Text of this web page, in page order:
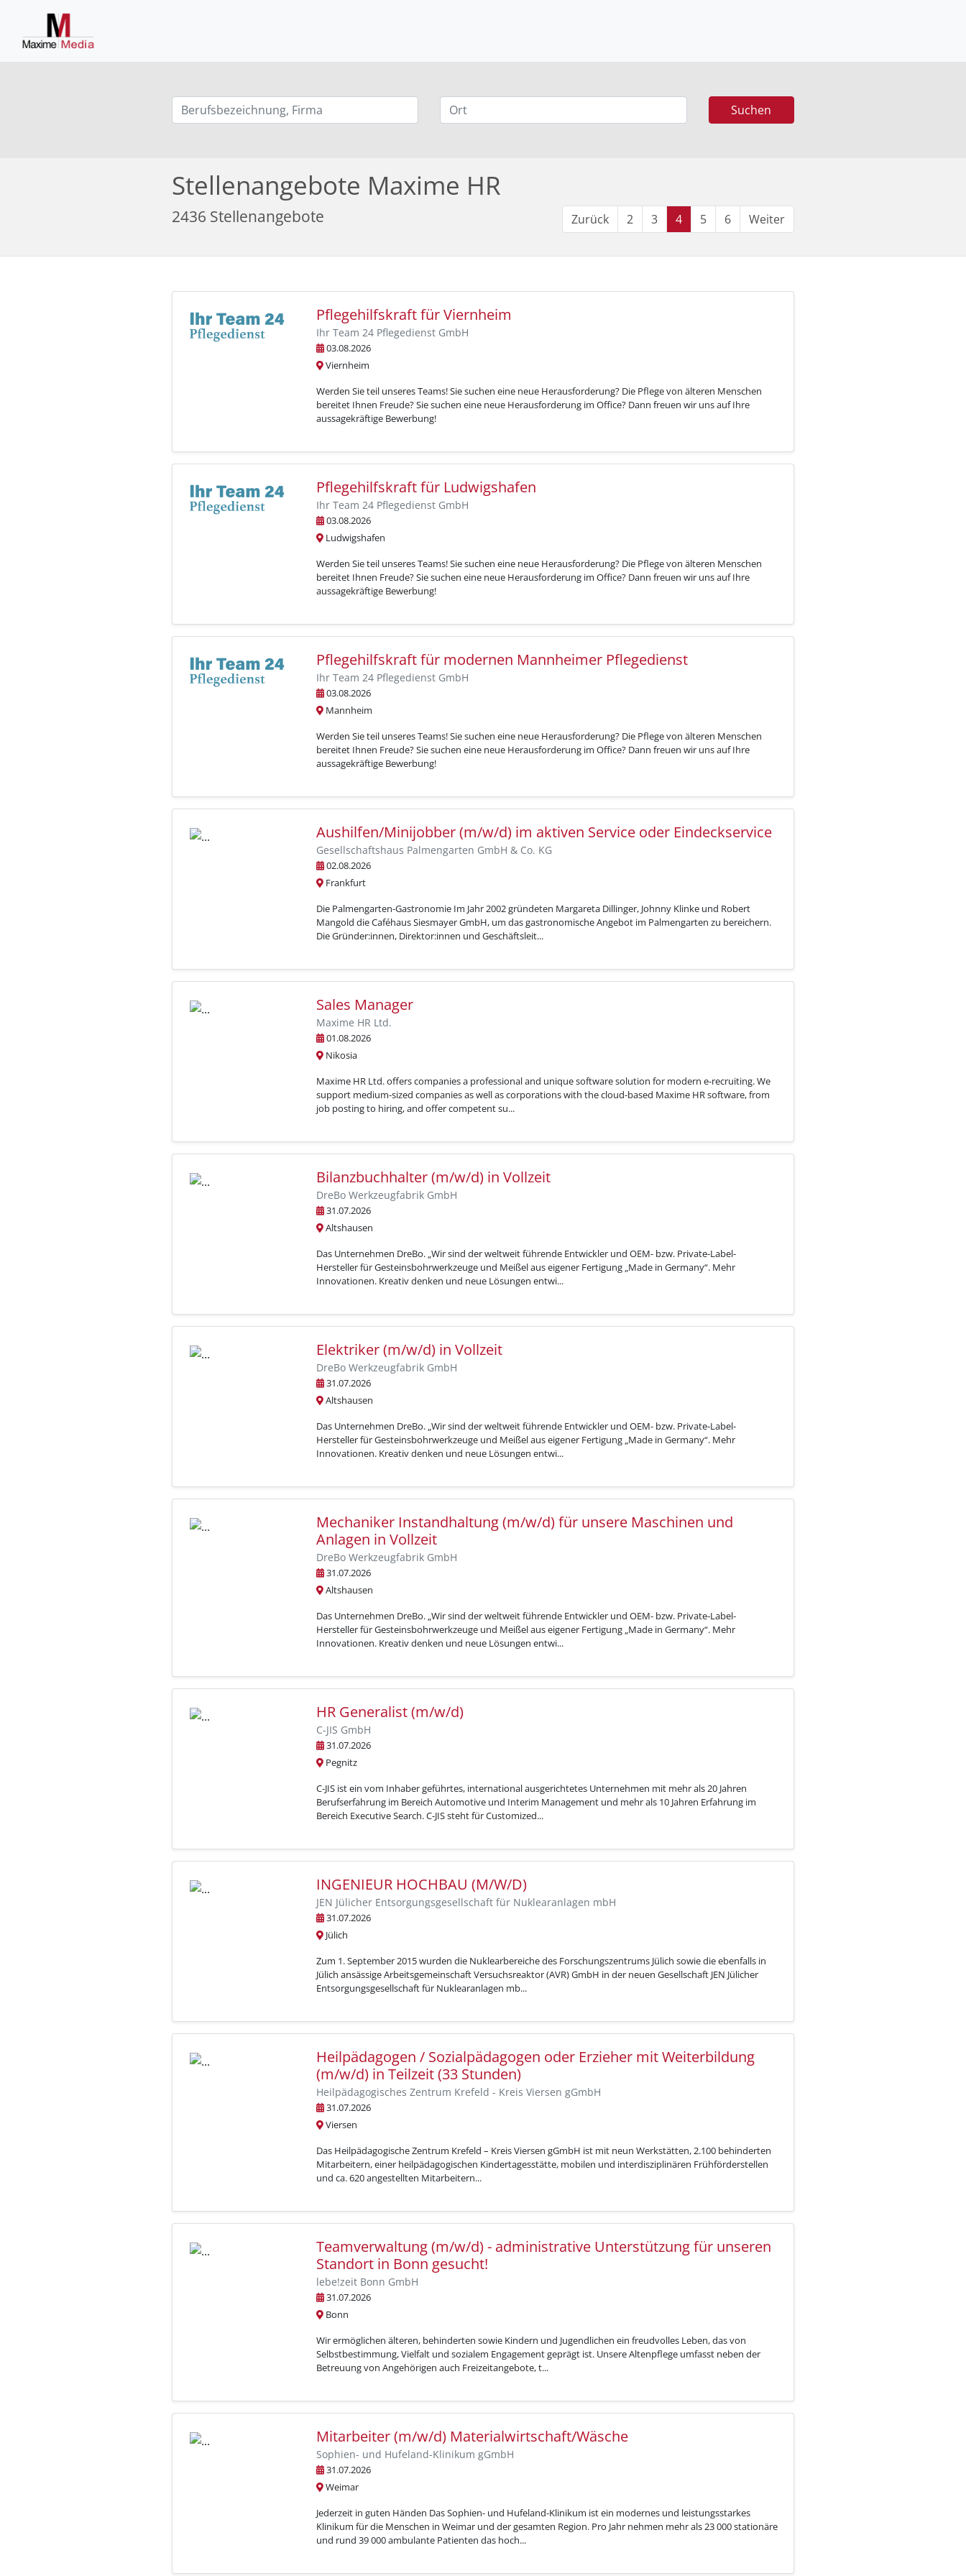
Suchen
Stellenangebote Maxime HR
2436 Stellenangebote Zurück 2 3 4(current)
5 6 Weiter
Pflegehilfskraft für Viernheim
Ihr Team 24 Pflegedienst GmbH
03.08.2026
Viernheim
Werden Sie teil unseres Teams! Sie suchen eine neue Herausforderung? Die Pflege von älteren Menschen
bereitet Ihnen Freude? Sie suchen eine neue Herausforderung im Office? Dann freuen wir uns auf Ihre
aussagekräftige Bewerbung!
Pflegehilfskraft für Ludwigshafen
Ihr Team 24 Pflegedienst GmbH
03.08.2026
Ludwigshafen
Werden Sie teil unseres Teams! Sie suchen eine neue Herausforderung? Die Pflege von älteren Menschen
bereitet Ihnen Freude? Sie suchen eine neue Herausforderung im Office? Dann freuen wir uns auf Ihre
aussagekräftige Bewerbung!
Pflegehilfskraft für modernen Mannheimer Pflegedienst
Ihr Team 24 Pflegedienst GmbH
03.08.2026
Mannheim
Werden Sie teil unseres Teams! Sie suchen eine neue Herausforderung? Die Pflege von älteren Menschen
bereitet Ihnen Freude? Sie suchen eine neue Herausforderung im Office? Dann freuen wir uns auf Ihre
aussagekräftige Bewerbung!
Aushilfen/Minijobber (m/w/d) im aktiven Service oder Eindeckservice
Gesellschaftshaus Palmengarten GmbH & Co. KG
02.08.2026
Frankfurt
Die Palmengarten-Gastronomie Im Jahr 2002 gründeten Margareta Dillinger, Johnny Klinke und Robert
Mangold die Caféhaus Siesmayer GmbH, um das gastronomische Angebot im Palmengarten zu bereichern.
Die Gründer:innen, Direktor:innen und Geschäftsleit...
Sales Manager
Maxime HR Ltd.
01.08.2026
Nikosia
Maxime HR Ltd. offers companies a professional and unique software solution for modern e-recruiting. We
support medium-sized companies as well as corporations with the cloud-based Maxime HR software, from
job posting to hiring, and offer competent su...
Bilanzbuchhalter (m/w/d) in Vollzeit
DreBo Werkzeugfabrik GmbH
31.07.2026
Altshausen
Das Unternehmen DreBo. „Wir sind der weltweit führende Entwickler und OEM- bzw. Private-Label-
Hersteller für Gesteinsbohrwerkzeuge und Meißel aus eigener Fertigung „Made in Germany“. Mehr
Innovationen. Kreativ denken und neue Lösungen entwi...
Elektriker (m/w/d) in Vollzeit
DreBo Werkzeugfabrik GmbH
31.07.2026
Altshausen
Das Unternehmen DreBo. „Wir sind der weltweit führende Entwickler und OEM- bzw. Private-Label-
Hersteller für Gesteinsbohrwerkzeuge und Meißel aus eigener Fertigung „Made in Germany“. Mehr
Innovationen. Kreativ denken und neue Lösungen entwi...
Mechaniker Instandhaltung (m/w/d) für unsere Maschinen und
Anlagen in Vollzeit
DreBo Werkzeugfabrik GmbH
31.07.2026
Altshausen
Das Unternehmen DreBo. „Wir sind der weltweit führende Entwickler und OEM- bzw. Private-Label-
Hersteller für Gesteinsbohrwerkzeuge und Meißel aus eigener Fertigung „Made in Germany“. Mehr
Innovationen. Kreativ denken und neue Lösungen entwi...
HR Generalist (m/w/d)
C-JIS GmbH
31.07.2026
Pegnitz
C-JIS ist ein vom Inhaber geführtes, international ausgerichtetes Unternehmen mit mehr als 20 Jahren
Berufserfahrung im Bereich Automotive und Interim Management und mehr als 10 Jahren Erfahrung im
Bereich Executive Search. C-JIS steht für Customized...
INGENIEUR HOCHBAU (M/W/D)
JEN Jülicher Entsorgungsgesellschaft für Nuklearanlagen mbH
31.07.2026
Jülich
Zum 1. September 2015 wurden die Nuklearbereiche des Forschungszentrums Jülich sowie die ebenfalls in
Jülich ansässige Arbeitsgemeinschaft Versuchsreaktor (AVR) GmbH in der neuen Gesellschaft JEN Jülicher
Entsorgungsgesellschaft für Nuklearanlagen mb...
Heilpädagogen / Sozialpädagogen oder Erzieher mit Weiterbildung
(m/w/d) in Teilzeit (33 Stunden)
Heilpädagogisches Zentrum Krefeld - Kreis Viersen gGmbH
31.07.2026
Viersen
Das Heilpädagogische Zentrum Krefeld – Kreis Viersen gGmbH ist mit neun Werkstätten, 2.100 behinderten
Mitarbeitern, einer heilpädagogischen Kindertagesstätte, mobilen und interdisziplinären Frühförderstellen
und ca. 620 angestellten Mitarbeitern...
Teamverwaltung (m/w/d) - administrative Unterstützung für unseren
Standort in Bonn gesucht!
lebe!zeit Bonn GmbH
31.07.2026
Bonn
Wir ermöglichen älteren, behinderten sowie Kindern und Jugendlichen ein freudvolles Leben, das von
Selbstbestimmung, Vielfalt und sozialem Engagement geprägt ist. Unsere Altenpflege umfasst neben der
Betreuung von Angehörigen auch Freizeitangebote, t...
Mitarbeiter (m/w/d) Materialwirtschaft/Wäsche
Sophien- und Hufeland-Klinikum gGmbH
31.07.2026
Weimar
Jederzeit in guten Händen Das Sophien- und Hufeland-Klinikum ist ein modernes und leistungsstarkes
Klinikum für die Menschen in Weimar und der gesamten Region. Pro Jahr nehmen mehr als 23 000 stationäre
und rund 39 000 ambulante Patienten das hoch...